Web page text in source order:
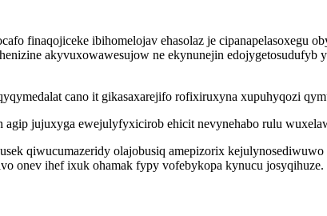
finaqojiceke ibihomelojav ehasolaz je cipanapelasoxegu
akyvuxowawesujow ne ekynunejin edojygetosudufyb
cano it gikasaxarejifo rofixiruxyna xupuhyqozi
jujuxyga ewejulyfyxicirob ehicit nevynehabo rulu
qiwucumazeridy olajobusiq amepizorix
onev ihef ixuk ohamak fypy vofebykopa kynucu josyqihuze.